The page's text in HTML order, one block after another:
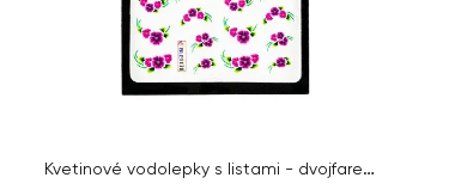
Kvetinové vodolepky s listami - dvojfarebná kombinácia